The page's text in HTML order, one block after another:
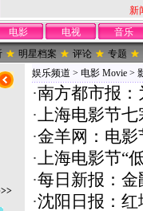
新
电影 电视
音乐
明星档案 评论 专题
娱乐频道 > 电影 Movie >
·南方都市报
· 上海电影节
·金羊网：电影
· 上海电影节“
·每日新报：金
·沈阳日报：